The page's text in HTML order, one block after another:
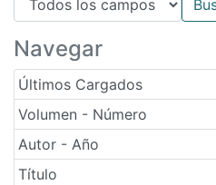
Navegar
Últimos Cargados
Volumen - Número
Autor - Año
Título